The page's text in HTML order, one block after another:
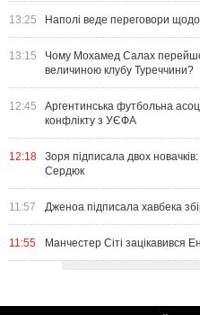
13:25 Наполі веде переговори
13:15
Чому Мохамед Салах
величиною клубу Туреччини?
12:45
Аргентинська футбольна
конфлікту з УЄФА
12:18
Зоря підписала двох
Сердюк
11:57 Дженоа підписала хавбека
11:55 Манчестер Сіті зацікавився